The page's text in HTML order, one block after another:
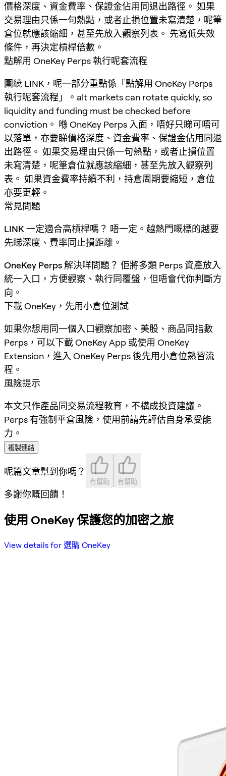
價格深度、資金費率、保證金佔用同退出路徑。 如果
交易理由只係一句熱點，或者止損位置未寫清楚，呢筆
倉位就應該縮細，甚至先放入觀察列表。 先寫低失效
條件，再決定槓桿倍數。
點解用 OneKey Perps 執行呢套流程
圍繞 LINK，呢一部分重點係「點解用 OneKey Perps
執行呢套流程」。alt markets can rotate quickly, so
liquidity and funding must be checked before
conviction。 喺 OneKey Perps 入面，唔好只睇可唔可
以落單，亦要睇價格深度、資金費率、保證金佔用同退
出路徑。 如果交易理由只係一句熱點，或者止損位置
未寫清楚，呢筆倉位就應該縮細，甚至先放入觀察列
表。 如果資金費率持續不利，持倉周期要縮短，倉位
亦要更輕。
常見問題
LINK 一定適合高槓桿嗎？ 唔一定。越熱門嘅標的越要
先睇深度、費率同止損距離。
OneKey Perps 解決咩問題？ 佢將多類 Perps 資產放入
統一入口，方便觀察、執行同覆盤，但唔會代你判斷方
向。
下載 OneKey，先用小倉位測試
如果你想用同一個入口觀察加密、美股、商品同指數
Perps，可以下載 OneKey App 或使用 OneKey
Extension，進入 OneKey Perps 後先用小倉位熟習流
程。
風險提示
本文只作產品同交易流程教育，不構成投資建議。
Perps 有強制平倉風險，使用前請先評估自身承受能
力。
複製連結
呢篇文章幫到你嗎？
冇幫助 有幫助
多謝你嘅回饋！
使用 OneKey 保護您的加密之旅
View details for 選購 OneKey